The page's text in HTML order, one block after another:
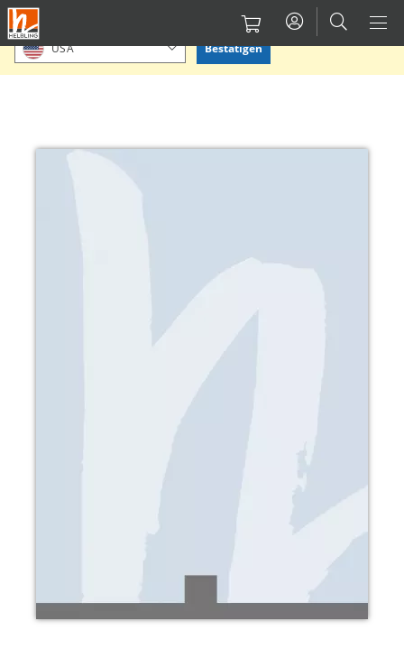
Direkt
zum
Inhalt
Bitte Standort bestätigen oder einen anderen auswählen.
USA Bestätigen